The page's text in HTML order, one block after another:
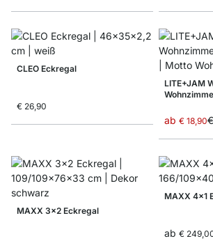
CLEO Eckregal
€ 26,90
LITE+JAM
ab € 18,90
MAXX 3x2 Eckregal
MAXX 4x1
ab €